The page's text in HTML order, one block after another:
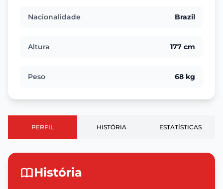
Nacionalidade Brazil
Altura 177 cm
Peso 68 kg
PERFIL HISTÓRIA ESTATÍSTICAS
História